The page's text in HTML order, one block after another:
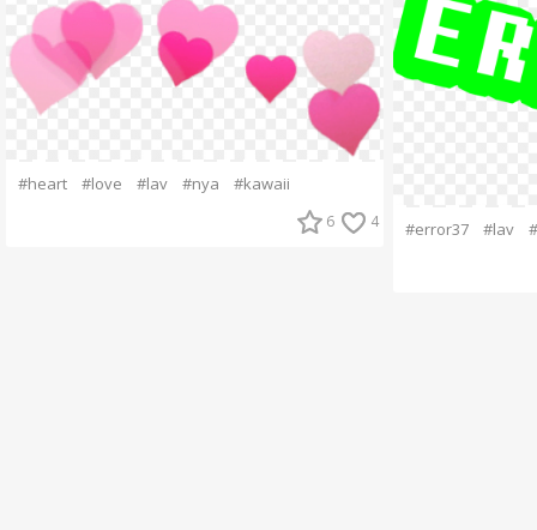
#heart #love #lav #nya #kawaii
6 4 #error37 #lav